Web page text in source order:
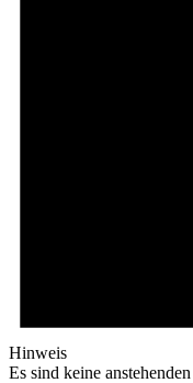
Hinweis
Es sind keine